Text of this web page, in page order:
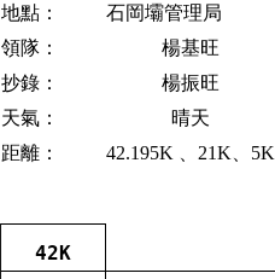
地點：
石岡壩管理局
領隊：
楊基旺
抄錄：
楊振旺
天氣：
晴天
距離：
42.195K 、21K、5K
42K